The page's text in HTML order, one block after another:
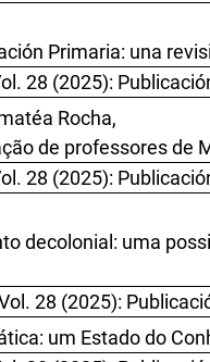
Primaria: una
28 (2025):
Rocha,
de professores de
28 (2025):
decolonial: uma
28 (2025):
um Estado do